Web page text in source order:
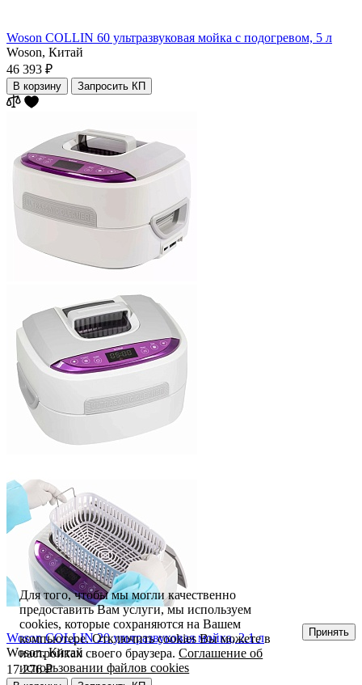
Woson COLLIN 60 ультразвуковая мойка с подогревом, 5 л
Woson, Китай
46 393 ₽
В корзину Запросить КП
Woson COLLIN 20 ультразвуковая мойка, 2.1 л
Woson,Китай
17 276 ₽
Для того, чтобы мы могли качественно
предоставить Вам услуги, мы используем
cookies, которые сохраняются на Вашем
компьютере. Отключить cookies Вы можете в
настройках своего браузера.Соглашение об
использовании файлов cookies
Принять